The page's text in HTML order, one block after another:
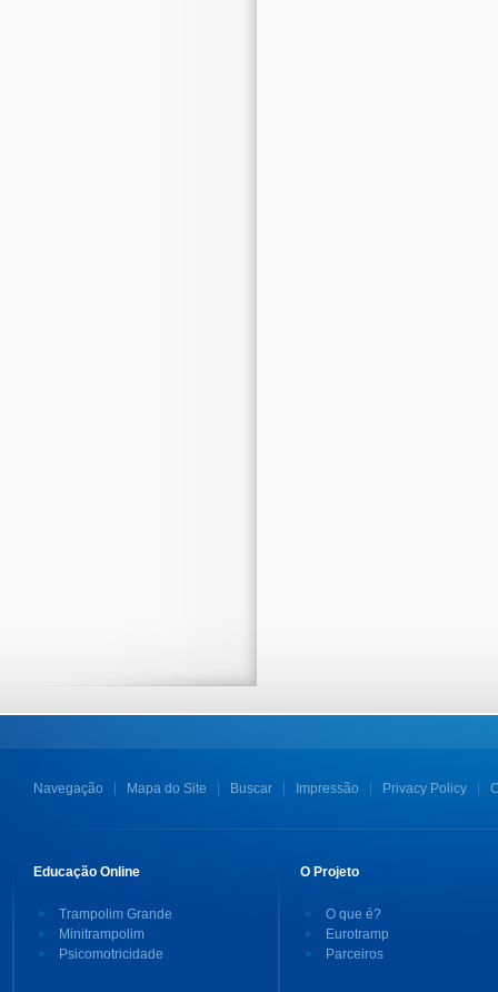
Navegação Mapa do Site Buscar Impressão Privacy Policy
Educação Online
Trampolim Grande
Minitrampolim
Psicomotricidade
O Projeto
O que é?
Eurotramp
Parceiros